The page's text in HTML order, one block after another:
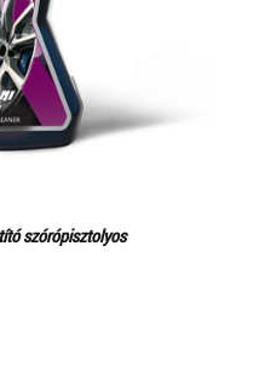
szórópisztolyos